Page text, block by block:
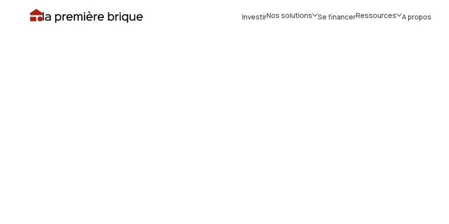
InvestirNos solutions Se financerRessources A propos